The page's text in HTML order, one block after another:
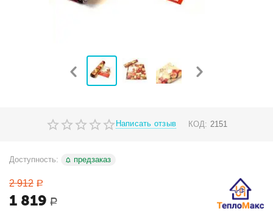
Написать отзыв КОД: 2151
Доступность: предзаказ
2 912 Р
1 819 Р